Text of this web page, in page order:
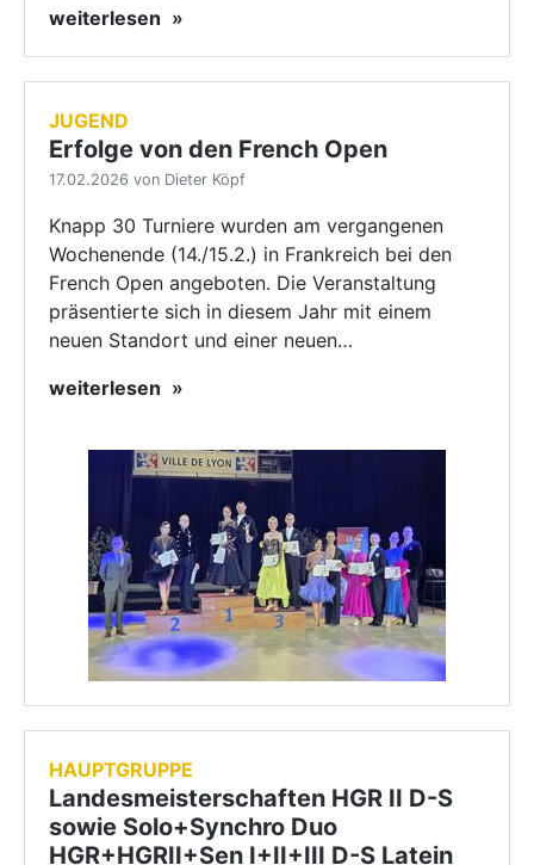
weiterlesen
JUGEND
Erfolge von den French Open
17.02.2026 von Dieter Köpf
Knapp 30 Turniere wurden am vergangenen
Wochenende (14./15.2.) in Frankreich bei den
French Open angeboten. Die Veranstaltung
präsentierte sich in diesem Jahr mit einem
neuen Standort und einer neuen…
weiterlesen
HAUPTGRUPPE
Landesmeisterschaften HGR II D-S
sowie Solo+Synchro Duo
HGR+HGRII+Sen I+II+III D-S Latein